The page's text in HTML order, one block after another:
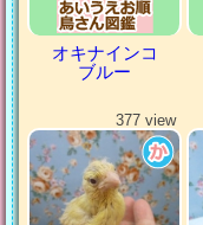
オキナインコ
ブルー
377 view